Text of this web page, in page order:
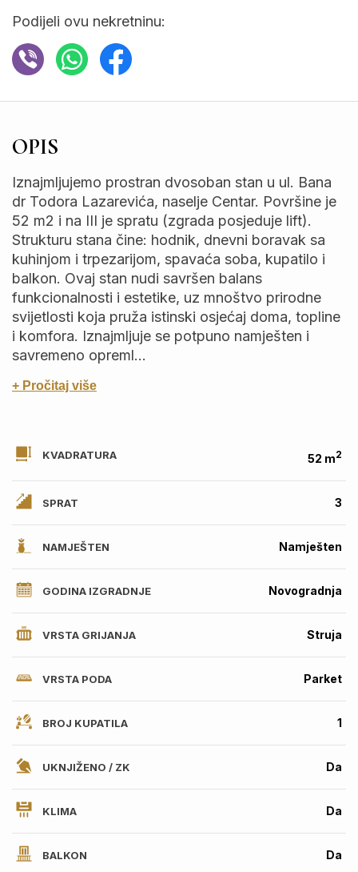
Podijeli ovu nekretninu:
OPIS
Iznajmljujemo prostran dvosoban stan u ul. Bana
dr Todora Lazarevića, naselje Centar. Površine je
52 m2 i na III je spratu (zgrada posjeduje lift).
Strukturu stana čine: hodnik, dnevni boravak sa
kuhinjom i trpezarijom, spavaća soba, kupatilo i
balkon. Ovaj stan nudi savršen balans
funkcionalnosti i estetike, uz mnoštvo prirodne
svijetlosti koja pruža istinski osjećaj doma, topline
i komfora. Iznajmljuje se potpuno namješten i
savremeno opreml...
+ Pročitaj više
KVADRATURA 52 m2
SPRAT 3
NAMJEŠTEN Namješten
GODINA IZGRADNJE Novogradnja
VRSTA GRIJANJA Struja
VRSTA PODA Parket
BROJ KUPATILA 1
UKNJIŽENO / ZK Da
KLIMA Da
BALKON Da